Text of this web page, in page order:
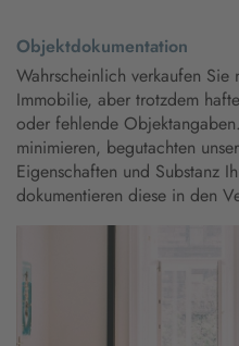
Objektdokumentation
Wahrscheinlich verkaufen
Immobilie, aber trotzdem
oder fehlende
minimieren, begutachten
Eigenschaften und Substanz
dokumentieren diese in den